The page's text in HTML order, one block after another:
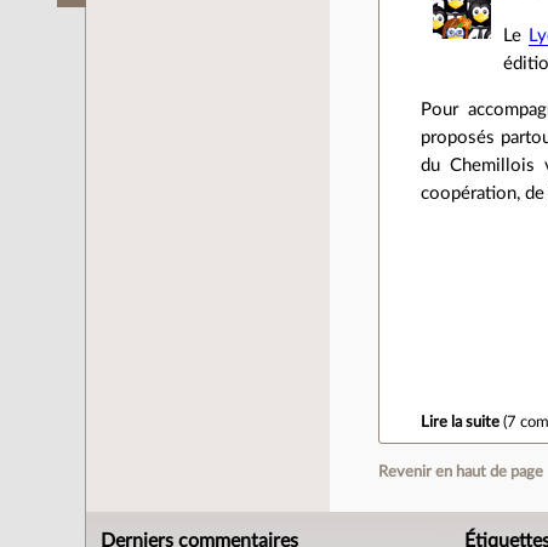
Le
Pour
proposés
du Chemillois
coopération, de
Lire la suite (7
Revenir en haut de page
Derniers commentaires